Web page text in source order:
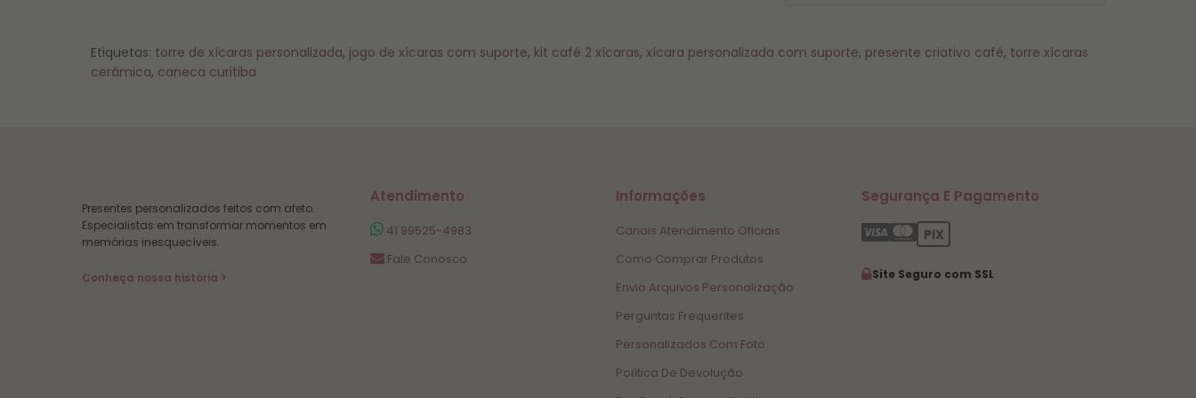
Etiquetas: torre de xícaras personalizada, jogo de xícaras com suporte, kit café 2 xícaras, xícara personalizada com suporte, presente criativo café, torre xícaras
cerâmica, caneca curitiba
Presentes personalizados feitos com afeto.
Especialistas em transformar momentos em
memórias inesquecíveis.
Conheça nossa história >
Atendimento
41 99525-4983
Fale Conosco
Informações
Canais Atendimento Oficiais
Como Comprar Produtos
Envio Arquivos Personalização
Perguntas Frequentes
Personalizados Com Foto
Política De Devolução
Segurança E Pagamento
PIX
Site Seguro com SSL